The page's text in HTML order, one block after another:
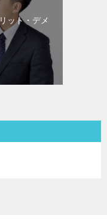
ット・デメ